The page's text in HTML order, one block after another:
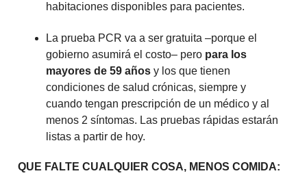
habitaciones disponibles para pacientes.
La prueba PCR va a ser gratuita –porque el
gobierno asumirá el costo– pero para los
mayores de 59 años y los que tienen
condiciones de salud crónicas, siempre y
cuando tengan prescripción de un médico y al
menos 2 síntomas. Las pruebas rápidas estarán
listas a partir de hoy.
QUE FALTE CUALQUIER COSA, MENOS COMIDA: